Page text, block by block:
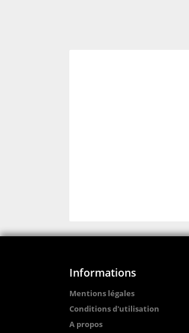
Informations
Mentions légales
Conditions d'utilisation
A propos